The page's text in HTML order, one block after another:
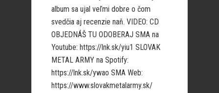
album sa ujal veľmi dobre o čom
svedčia aj recenzie naň. VIDEO: CD
OBJEDNÁŠ TU ODOBERAJ SMA na
Youtube: https://lnk.sk/yiu1 SLOVAK
METAL ARMY na Spotify:
https://lnk.sk/ywao SMA Web:
https://www.slovakmetalarmy.sk/